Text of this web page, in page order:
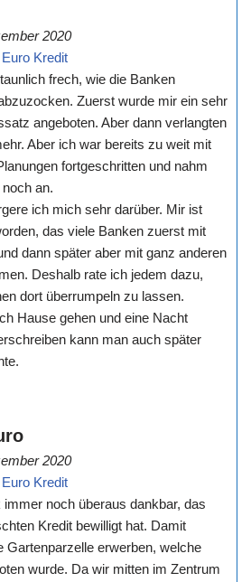
2020
Kredit
frech, wie die Banken
Zuerst wurde mir ein sehr
angeboten. Aber dann verlangten
Aber ich war bereits zu weit mit
fortgeschritten und nahm
an.
ich mich sehr darüber. Mir ist
das viele Banken zuerst mit
dann später aber mit ganz anderen
Deshalb rate ich jedem dazu,
dort überrumpeln zu lassen.
Hause gehen und eine Nacht
kann man auch später
2020
Kredit
noch überaus dankbar, das
Kredit bewilligt hat. Damit
Gartenparzelle erwerben, welche
wurde. Da wir mitten im Zentrum